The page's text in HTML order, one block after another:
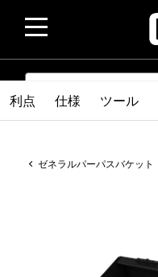
SEARCH
ゼネラルパーパスバケット
利点 仕様 ツール